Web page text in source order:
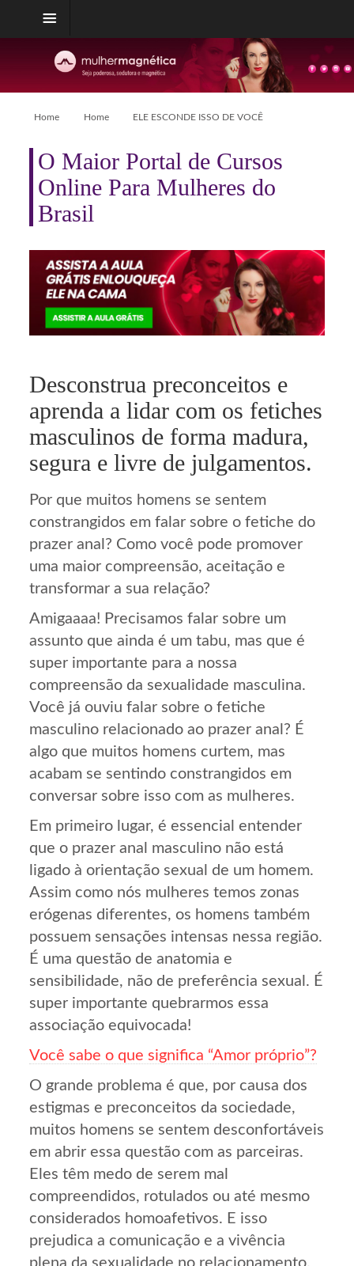
Home Home ELE ESCONDE ISSO DE VOCÊ
O Maior Portal de Cursos
Online Para Mulheres do
Brasil
Desconstrua preconceitos e
aprenda a lidar com os fetiches
masculinos de forma madura,
segura e livre de julgamentos.
Por que muitos homens se sentem
constrangidos em falar sobre o fetiche do
prazer anal? Como você pode promover
uma maior compreensão, aceitação e
transformar a sua relação?
Amigaaaa! Precisamos falar sobre um
assunto que ainda é um tabu, mas que é
super importante para a nossa
compreensão da sexualidade masculina.
Você já ouviu falar sobre o fetiche
masculino relacionado ao prazer anal? É
algo que muitos homens curtem, mas
acabam se sentindo constrangidos em
conversar sobre isso com as mulheres.
Em primeiro lugar, é essencial entender
que o prazer anal masculino não está
ligado à orientação sexual de um homem.
Assim como nós mulheres temos zonas
erógenas diferentes, os homens também
possuem sensações intensas nessa região.
É uma questão de anatomia e
sensibilidade, não de preferência sexual. É
super importante quebrarmos essa
associação equivocada!
Você sabe o que significa “Amor próprio”?
O grande problema é que, por causa dos
estigmas e preconceitos da sociedade,
muitos homens se sentem desconfortáveis
em abrir essa questão com as parceiras.
Eles têm medo de serem mal
compreendidos, rotulados ou até mesmo
considerados homoafetivos. E isso
prejudica a comunicação e a vivência